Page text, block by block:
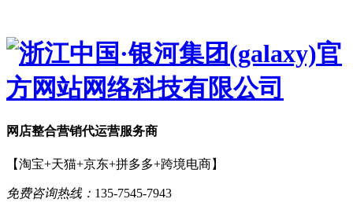
网店整合营销代运营服务商
【淘宝+天猫+京东+拼多多+跨境电商】
免费咨询热线： 135-7545-7943